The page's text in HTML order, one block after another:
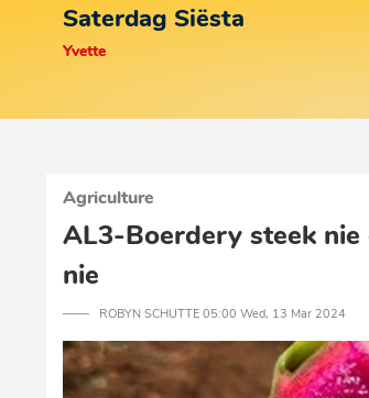
Saterdag Siësta
Yvette
Agriculture
AL3-Boerdery steek
nie
─── ROBYN SCHUTTE 05:00 Wed, 13 Mar 2024